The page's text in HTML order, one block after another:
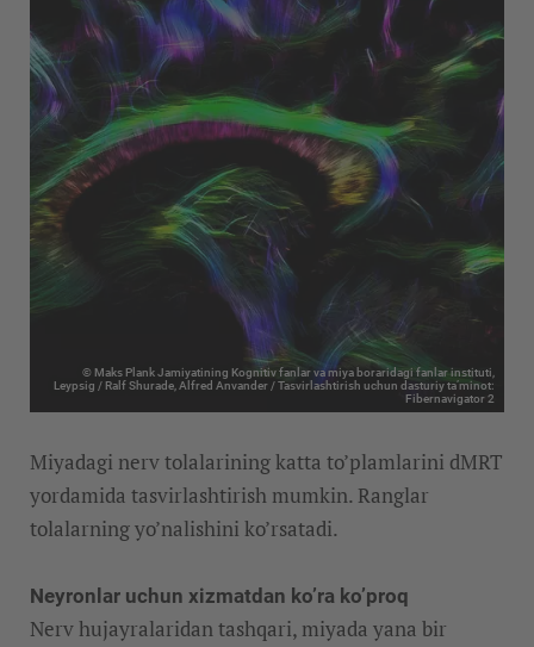
© Maks Plank Jamiyatining Kognitiv fanlar va miya boraridagi fanlar instituti,
Leypsig / Ralf Shurade, Alfred Anvander / Tasvirlashtirish uchun dasturiy ta’minot:
Fibernavigator 2
Miyadagi nerv tolalarining katta to’plamlarini dMRT
yordamida tasvirlashtirish mumkin. Ranglar
tolalarning yo’nalishini ko’rsatadi.
Neyronlar uchun xizmatdan ko’ra ko’proq
Nerv hujayralaridan tashqari, miyada yana bir